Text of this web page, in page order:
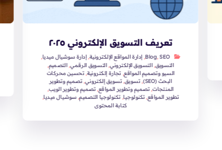
تعريف التسويق الإلكتروني ٢٠٢٥
Blog,SEO
, إدارة المواقع الإلكترونية, إدارة سوشيال ميديا,
التسويق, التسويق الإلكتروني, التسويق الرقمي, التصميم,
السيو وتصميم المواقع, تجارة إلكترونية, تحسين محركات
البحث (SEO)
, تسويق, تسويق إلكتروني, تصميم وتطوير
المنتجات, تصميم وتطوير المواقع, تصميم وتطوير الويب,
تطوير المواقع, تكنولوجيا, تكنولوجيا التصميم,سوشيال ميديا,
كتابة المحتوى